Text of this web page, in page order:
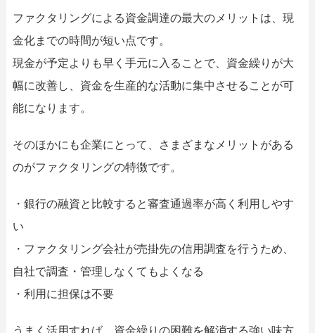
ファクタリングによる資金調達の最大のメリットは、現
金化までの時間が短い点です。
現金が予定よりも早く手元に入ることで、資金繰りが大
幅に改善し、資金を生産的な活動に集中させることが可
能になります。
そのほかにも企業にとって、さまざまなメリットがある
のがファクタリングの特徴です。
・銀行の融資と比較すると審査通過率が高く利用しやす
い
・ファクタリング会社が売掛先の信用調査を行うため、
自社で調査・管理しなくてもよくなる
・利用に担保は不要
うまく活用すれば、資金繰りの困難を解消する強い味方